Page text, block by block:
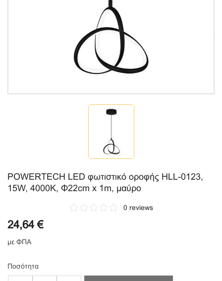
POWERTECH LED φωτιστικό οροφής HLL-0123,
15W, 4000K, Φ22cm x 1m, μαύρο
0 reviews
24,64 €
με ΦΠΑ
Ποσότητα